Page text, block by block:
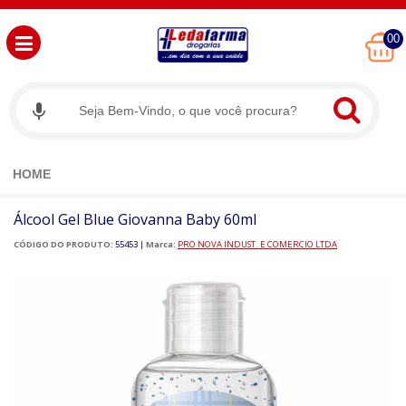
00
HOME
Álcool Gel Blue Giovanna Baby 60ml
CÓDIGO DO PRODUTO: 55453 | Marca: PRO NOVA INDUST. E COMERCIO LTDA